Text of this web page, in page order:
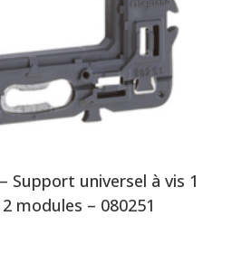
Support universel à vis 1
modules – 080251